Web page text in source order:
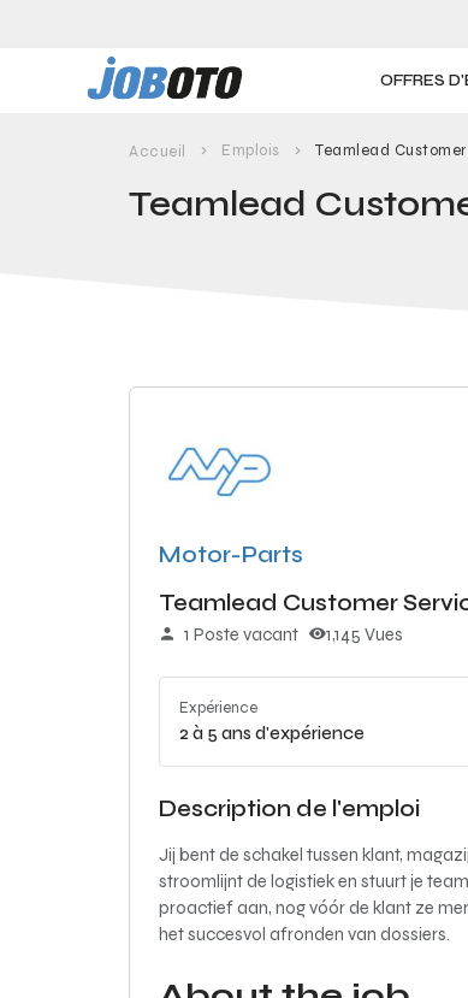
OFFRES
Accueil Emplois Teamlead
Teamlead
Motor-Parts
Teamlead Customer
1 Poste vacant 1,145 Vues
Expérience
2 à 5 ans d'expérience
Description de l'emploi
Jij bent de schakel tussen klant,
stroomlijnt de logistiek en stuurt je
proactief aan, nog vóór de klant ze
het succesvol afronden van dossiers.